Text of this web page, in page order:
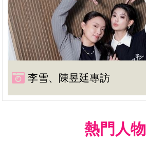
李雪、陳昱廷專訪
熱門人物